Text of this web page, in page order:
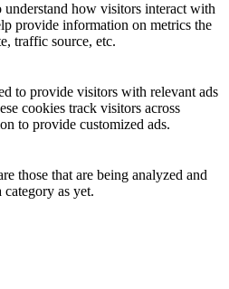
how visitors interact with
provide information on metrics the
traffic source, etc.
to provide visitors with relevant ads
cookies track visitors across
to provide customized ads.
those that are being analyzed and
as yet.